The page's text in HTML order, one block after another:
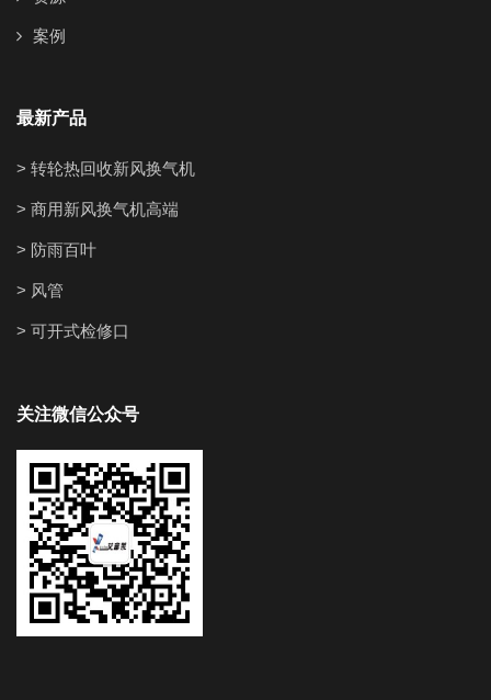
案例
最新产品
> 转轮热回收新风换气机
> 商用新风换气机高端
> 防雨百叶
> 风管
> 可开式检修口
关注微信公众号